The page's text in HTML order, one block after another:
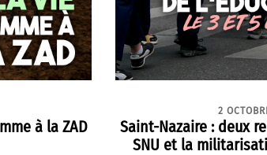
à la ZAD
2
Saint-Nazaire : deux
SNU et la